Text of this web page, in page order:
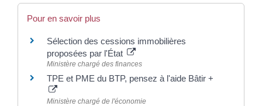
Pour en savoir plus
Sélection des cessions immobilières
proposées par l'État
Ministère chargé des finances
TPE et PME du BTP, pensez à l'aide Bâtir +
Ministère chargé de l'économie